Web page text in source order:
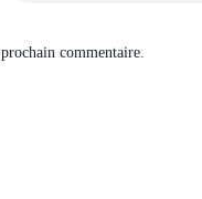
commentaire.